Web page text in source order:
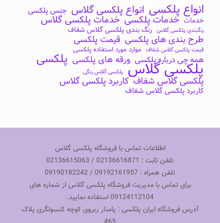
انواع پلکسی انواع پلکسی گلاس جنس پلکسی
خدمات خدمات پلکسی خدمات پلکسی گلاس
رنگبندی پلکسی گلاس رنگ بندی پلکسی گلاس شفاف
طرح بندی های پلکسی قیمت پلکسی
قیمت پلکسی گلاس شفاف موارد مورد استفاده پلکسی
همه چی درباره پلکسی ورقه های پلکسی پلکسی پلکسی گلاس پلکسی گلاس رنگی
پلکسی گلاس شفاف کاربرد پلکسی گلاس
کاربرد پلکسی گلاس شفاف
اطلاعات تماس با فروشگاه پلکسی گلاس
تلفن ثابت : 02136616871 / 02136615063
تلفن همراه : 09192161957 / 09190182242
برای تماس با مدیریت فروشگاه پلکسی گلاس از شماره های
09124112104 استفاده نمایید.
آدرس فروشگاه ایران پلکسی : پامنار ربروی کوچه کنسولگری پلاک